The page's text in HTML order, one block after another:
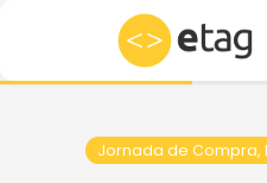
conteúdo
Jornada de Compra,